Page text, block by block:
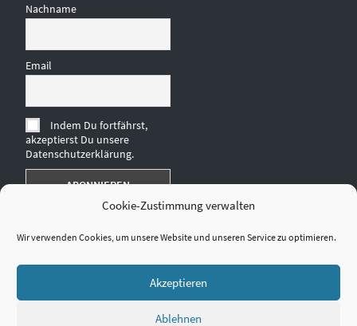
Cookie-Zustimmung verwalten
Wir verwenden Cookies, um unsere Website und unseren Service zu optimieren.
Akzeptieren
Ablehnen
Nachname
Email
Indem Du fortfährst,
akzeptierst Du unsere
Datenschutzerklärung.